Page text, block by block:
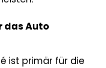
das Auto
ist primär für die